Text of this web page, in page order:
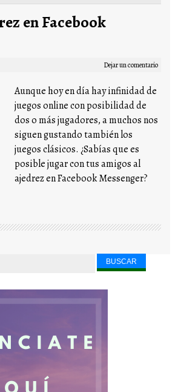
en Facebook
Dejar un comentario
Aunque hoy en día hay infinidad de
juegos online con posibilidad de
dos o más jugadores, a muchos nos
siguen gustando también los
juegos clásicos. ¿Sabías que es
posible jugar con tus amigos al
ajedrez en Facebook Messenger?